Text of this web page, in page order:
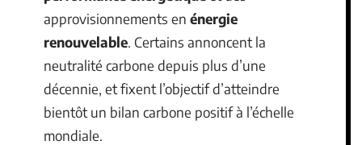
approvisionnements en énergie
renouvelable. Certains annoncent la
neutralité carbone depuis plus d’une
décennie, et fixent l’objectif d’atteindre
bientôt un bilan carbone positif à l’échelle
mondiale.